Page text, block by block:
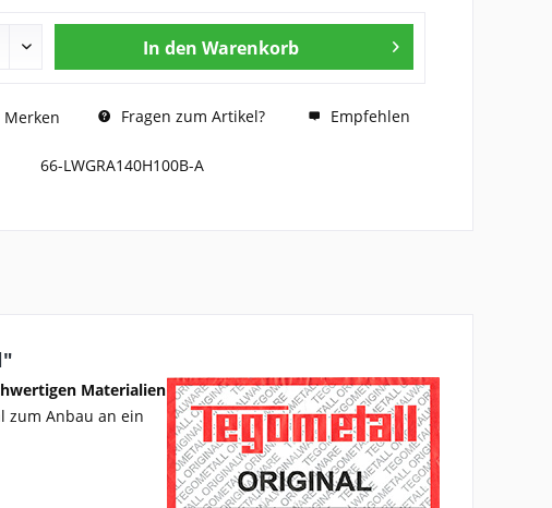
In den Warenkorb
Merken Fragen zum Artikel? Empfehlen
66-LWGRA140H100B-A
Materialien
zum Anbau an ein